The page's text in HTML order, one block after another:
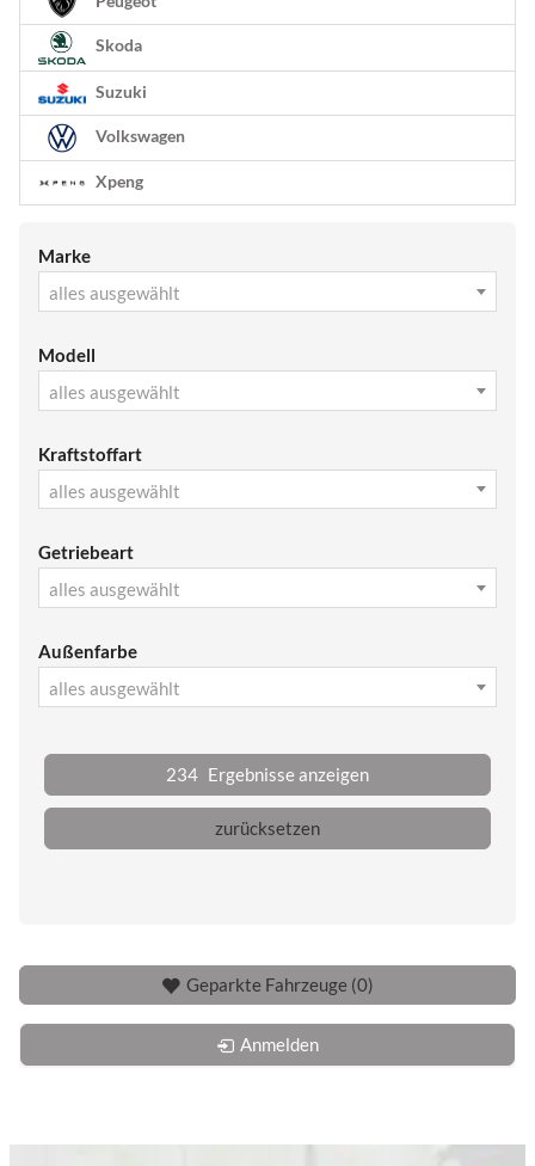
Skoda
Suzuki
Volkswagen
Xpeng
Marke
alles ausgewählt
Modell
alles ausgewählt
Kraftstoffart
alles ausgewählt
Getriebeart
alles ausgewählt
Außenfarbe
alles ausgewählt
234 Ergebnisse anzeigen
zurücksetzen
Geparkte Fahrzeuge (0)
Anmelden